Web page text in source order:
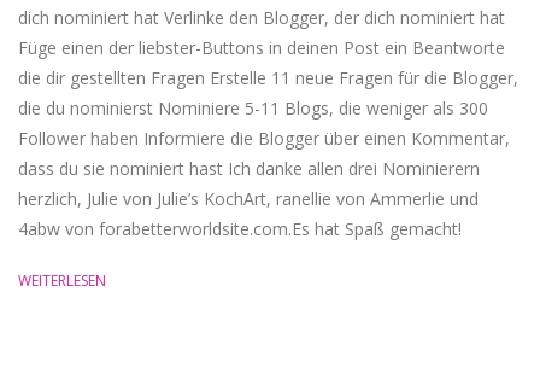
dich nominiert hat Verlinke den Blogger, der dich nominiert hat
Füge einen der liebster-Buttons in deinen Post ein Beantworte
die dir gestellten Fragen Erstelle 11 neue Fragen für die Blogger,
die du nominierst Nominiere 5-11 Blogs, die weniger als 300
Follower haben Informiere die Blogger über einen Kommentar,
dass du sie nominiert hast Ich danke allen drei Nominierern
herzlich, Julie von Julie’s KochArt, ranellie von Ammerlie und
4abw von forabetterworldsite.com.Es hat Spaß gemacht!
WEITERLESEN